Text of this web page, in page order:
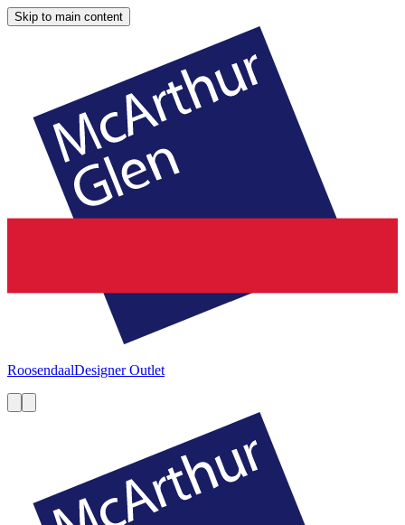
Skip to main content
RoosendaalDesigner Outlet